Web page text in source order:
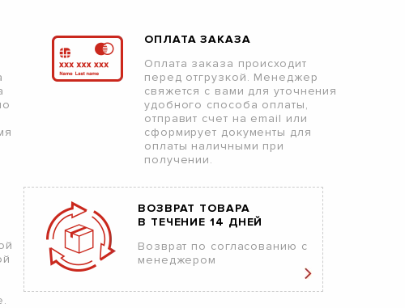
ОПЛАТА ЗАКАЗА
Оплата заказа происходит
перед отгрузкой. Менеджер
свяжется с вами для уточнения
удобного способа оплаты,
отправит счет на email или
сформирует документы для
оплаты наличными при
получении.
ВОЗВРАТ ТОВАРА
В ТЕЧЕНИЕ 14 ДНЕЙ
Возврат по согласованию с
менеджером